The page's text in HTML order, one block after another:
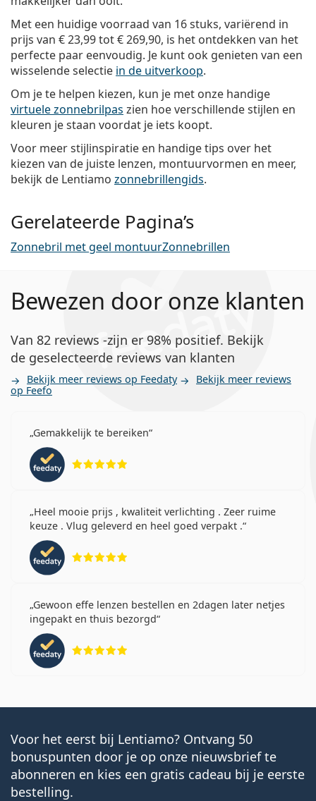
Met een huidige voorraad van 16 stuks, variërend in
prijs van € 23,99tot€ 269,90, is het ontdekken van het
perfecte paar eenvoudig. Je kunt ook genieten van een
wisselende selectie in de uitverkoop.
Om je te helpen kiezen, kun je met onze handige
virtuele zonnebrilpas zien hoe verschillende stijlen en
kleuren je staan voordat je iets koopt.
Voor meer stijlinspiratie en handige tips over het
kiezen van de juiste lenzen, montuurvormen en meer,
bekijk de Lentiamo zonnebrillengids.
Gerelateerde Pagina’s
Zonnebril met geel montuurZonnebrillen
Bewezen door onze klanten
Van 82 reviews -zijn er 98% positief. Bekijk
de geselecteerde reviews van klanten
Bekijk meer reviews op Feedaty Bekijk meer reviews
op Feefo
Gemakkelijk te bereiken
Heel mooie prijs , kwaliteit verlichting . Zeer ruime
keuze . Vlug geleverd en heel goed verpakt .
Gewoon effe lenzen bestellen en 2dagen later netjes
ingepakt en thuis bezorgd
Voor het eerst bij Lentiamo? Ontvang 50
bonuspunten door je op onze nieuwsbrief te
abonneren en kies een gratis cadeau bij je eerste
bestelling.